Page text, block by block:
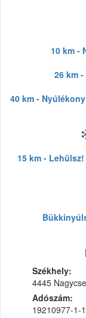
10 km -
26 km
40 km - Nyúlékony
15 km - Lehűlsz!
Székhely:
4445
Adószám:
19210977-1-